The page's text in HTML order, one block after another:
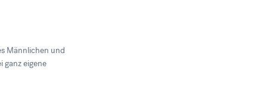
Männlichen und
ganz eigene